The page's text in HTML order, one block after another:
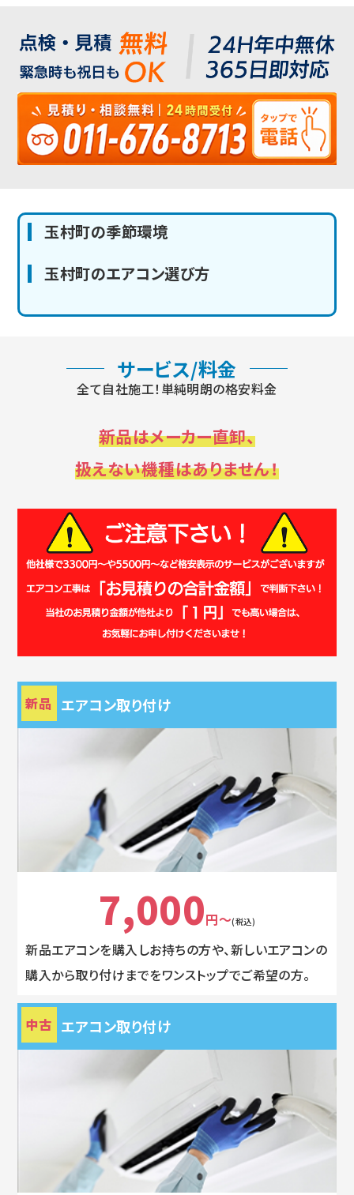
玉村町の季節環境
玉村町のエアコン選び方
サービス/料金
全て自社施工！単純明朗の格安料金
新品はメーカー直卸、
扱えない機種はありません！
新品 エアコン取り付け
7,000円～(税込)
新品エアコンを購入しお持ちの方や、新しいエアコンの
購入から取り付けまでをワンストップでご希望の方。
中古 エアコン取り付け